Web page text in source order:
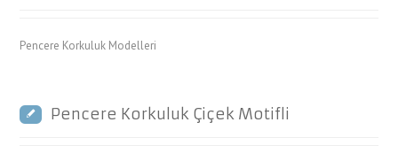
Pencere Korkuluk Modelleri
Pencere Korkuluk Çiçek Motifli